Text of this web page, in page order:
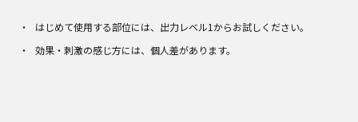
はじめて使用する部位には、出力レベル1からお試しください。
効果・刺激の感じ方には、個人差があります。